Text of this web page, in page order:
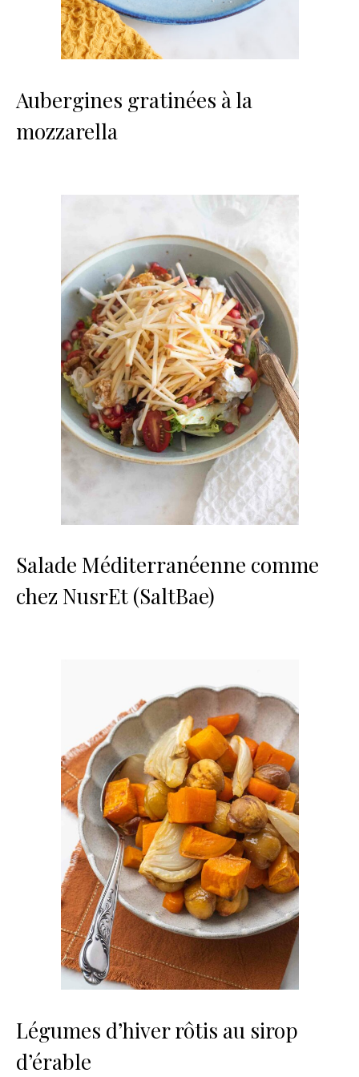
Aubergines gratinées à la
mozzarella
Salade Méditerranéenne comme
chez NusrEt (SaltBae)
Légumes d’hiver rôtis au sirop
d’érable